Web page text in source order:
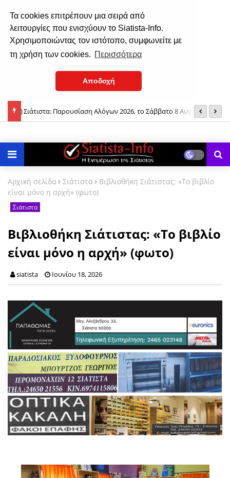
Τα cookies επιτρέπουν μια σειρά από
λειτουργίες που ενισχύουν το Siatista-Info.
Χρησιμοποιώντας τον ιστότοπο, συμφωνείτε με
τη χρήση των cookies. Περισσότερα
Αποδοχή
(φωτο)Σιάτιστα: Παρουσίαση Αλόγων 2026, το Σάββατο 8 Αυγούστου
Αρχική σελίδα Σιάτιστα
Βιβλιοθήκη Σιάτιστας: «Το βιβλίο
είναι μόνο η αρχή» (φωτο)
Σιάτιστα
Βιβλιοθήκη Σιάτιστας: «Το βιβλίο
είναι μόνο η αρχή» (φωτο)
siatista Ιουνίου 18, 2026